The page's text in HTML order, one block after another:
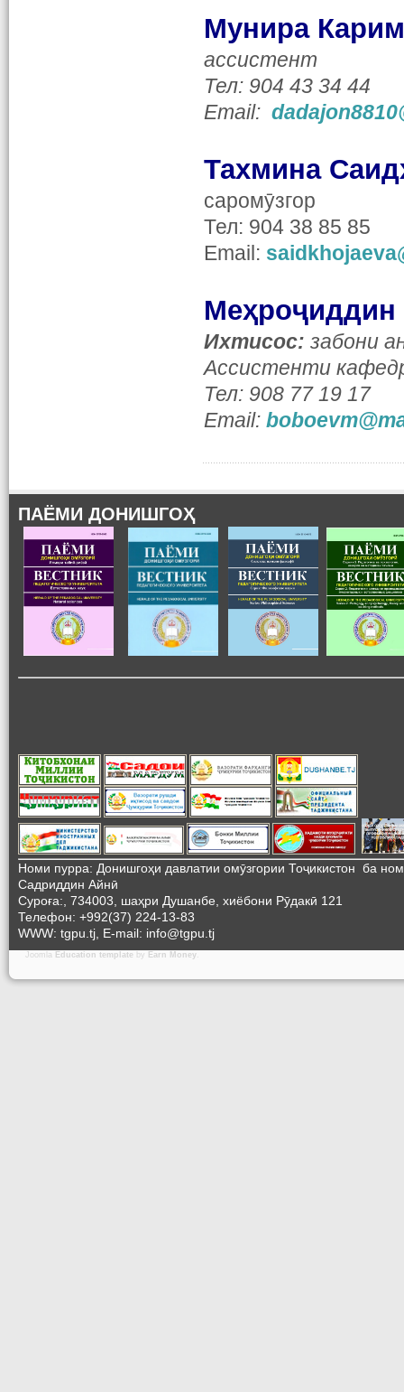
Мунира
ассистент
Тел: 904 43 34 44
Email:
Тахмина
саромӯзгор
Тел: 904 38 85 85
Email:
Ихтисос: забони
Ассистенти
Тел: 908 77 19 17
Email:
ПАЁМИ ДОНИШГОҲ
Номи пурра: Донишгоҳи давлатии омӯзгории Тоҷикистон ба
Садриддин Айнӣ
Суроға:, 734003, шаҳри Душанбе, хиёбони Рӯдакӣ 121
Телефон: +992(37) 224-13-83
WWW: tgpu.tj, E-mail: info@tgpu.tj
Joomla Education template by Earn Money